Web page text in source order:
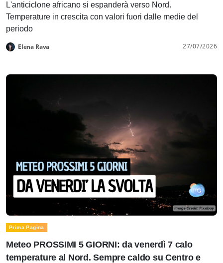
L'anticiclone africano si espanderà verso Nord.
Temperature in crescita con valori fuori dalle medie del
periodo
Elena Rava 27/07/2026
Prima Pagina
Meteo PROSSIMI 5 GIORNI: da venerdì 7 calo
temperature al Nord. Sempre caldo su Centro e